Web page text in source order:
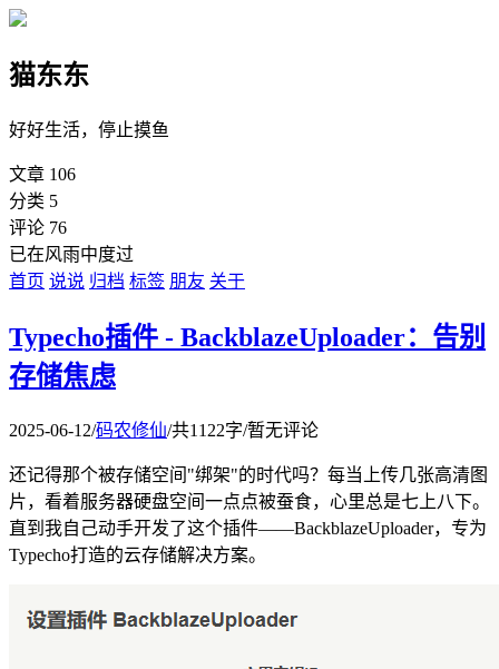
猫东东
好好生活，停止摸鱼
文章 106
分类 5
评论 76
已在风雨中度过
首页 说说 归档 标签 朋友 关于
Typecho插件 - BackblazeUploader：告别
存储焦虑
2025-06-12/码农修仙/共1122字/暂无评论
还记得那个被存储空间"绑架"的时代吗？每当上传几张高清图
片，看着服务器硬盘空间一点点被蚕食，心里总是七上八下。
直到我自己动手开发了这个插件——BackblazeUploader，专为
Typecho打造的云存储解决方案。